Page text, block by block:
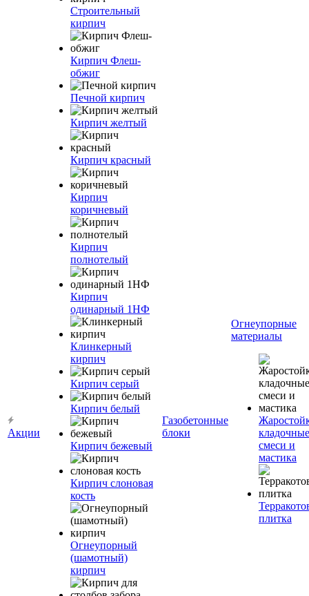
Акции
Строительный
кирпич
Кирпич Флеш-
обжиг
Печной кирпич
Кирпич желтый
Кирпич красный
Кирпич
коричневый
Кирпич
полнотелый
Кирпич
одинарный 1НФ
Клинкерный
кирпич
Кирпич серый
Кирпич белый
Кирпич бежевый
Кирпич слоновая
кость
Огнеупорный
(шамотный)
кирпич
Газобетонные
блоки
Огнеупорные
материалы
кладочные
смеси и
мастика
плитка